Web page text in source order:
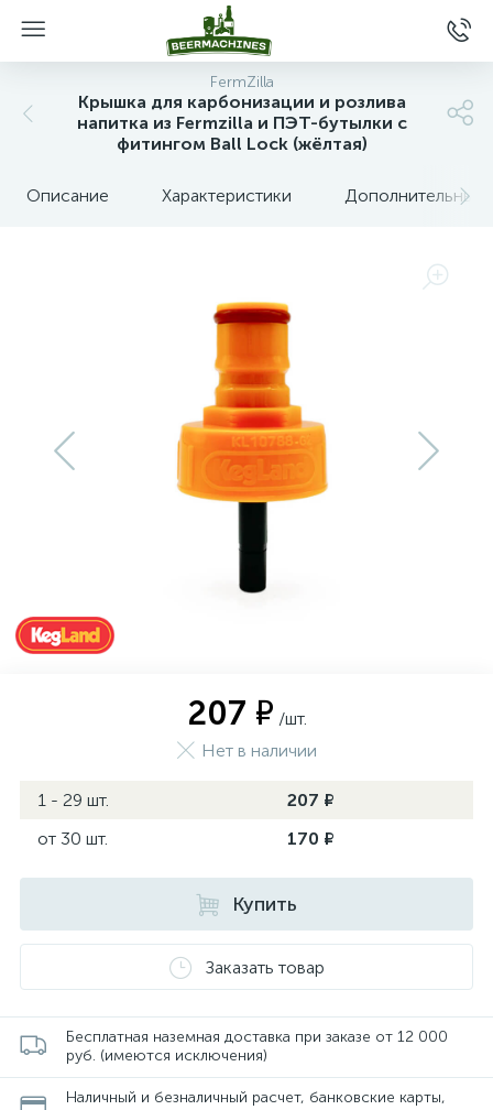
FermZilla
Крышка для карбонизации и розлива
напитка из Fermzilla и ПЭТ-бутылки с
фитингом Ball Lock (жёлтая)
Описание Характеристики Дополнительные
207 ₽ /шт.
Нет в наличии
1 - 29 шт.
207 ₽
от 30 шт.
170 ₽
Купить
Заказать товар
Бесплатная наземная доставка при заказе от 12 000
руб. (имеются исключения)
Наличный и безналичный расчет, банковские карты,